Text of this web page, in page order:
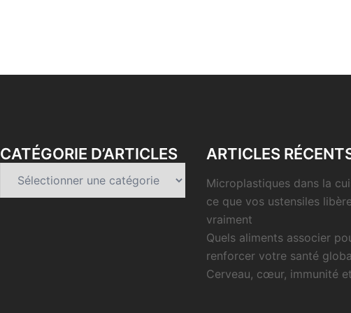
CATÉGORIE D’ARTICLES ARTICLES
Microplastiques dans la
ce que vos ustensiles
vraiment
Quels aliments associer
renforcer votre santé
Cerveau, cœur, immunité